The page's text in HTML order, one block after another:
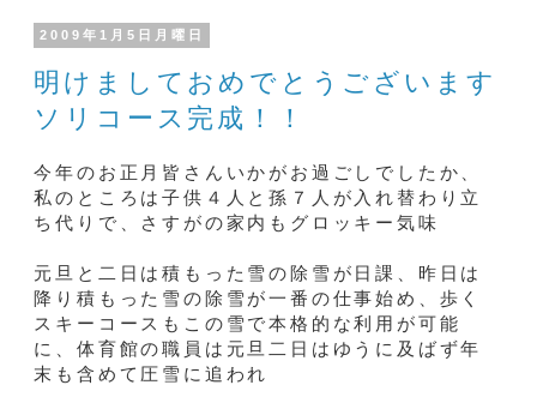
2009年1月5日月曜日
明けましておめでとうございます
ソリコース完成！！
今年のお正月皆さんいかがお過ごしでしたか、
私のところは子供４人と孫７人が入れ替わり立
ち代りで、さすがの家内もグロッキー気味
元旦と二日は積もった雪の除雪が日課、昨日は
降り積もった雪の除雪が一番の仕事始め、歩く
スキーコースもこの雪で本格的な利用が可能
に、体育館の職員は元旦二日はゆうに及ばず年
末も含めて圧雪に追われ